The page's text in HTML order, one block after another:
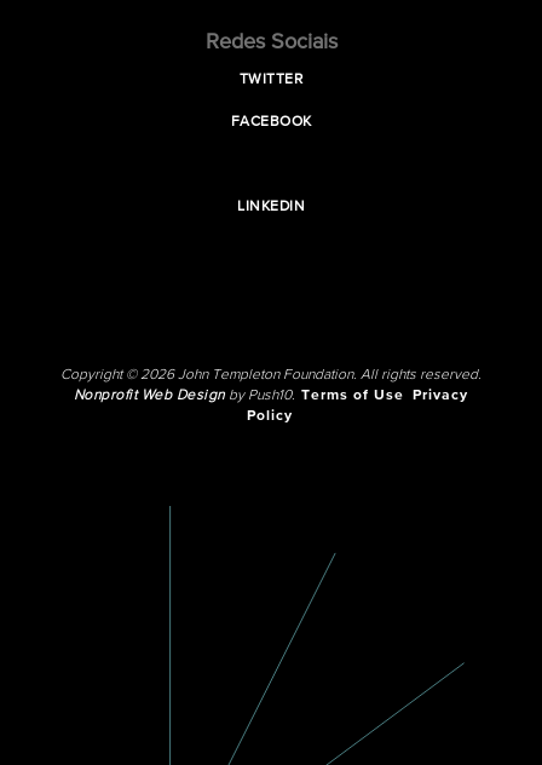
Redes Sociais
TWITTER
FACEBOOK
LINKEDIN
Copyright © 2026 John Templeton Foundation. All rights reserved.
Nonprofit Web Designby Push10. Terms of Use
Privacy
Policy